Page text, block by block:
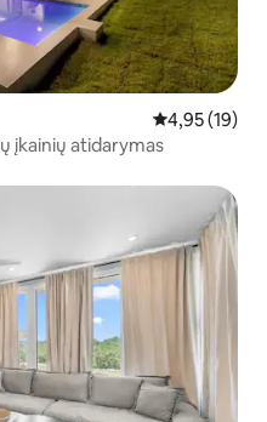
Vidutinis
4,95 (19)
įkainių atidarymas